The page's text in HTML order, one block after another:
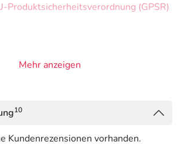
Produktsicherheitsverordnung (GPSR)
Mehr anzeigen
10
Kundenrezensionen vorhanden.